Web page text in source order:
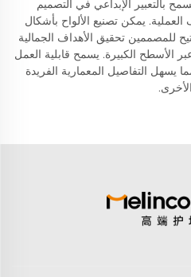
بالتعبير الإبداعي في التصميم
يمكن تصنيع الألواح بأشكال
للمصممين تحقيق الأهداف الجمالية
الأسطح الكبيرة. يسمح قابلية العمل
التفاصيل المعمارية الفريدة